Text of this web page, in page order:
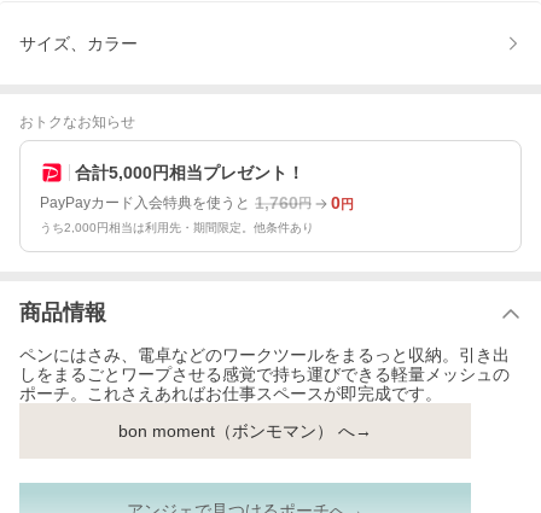
サイズ、カラー
おトクなお知らせ
合計5,000円相当プレゼント！
PayPayカード入会特典を使うと 1,760円 0円
うち2,000円相当は利用先・期間限定。他条件あり
商品情報
ペンにはさみ、電卓などのワークツールをまるっと収納。引き出
しをまるごとワープさせる感覚で持ち運びできる軽量メッシュの
ポーチ。これさえあればお仕事スペースが即完成です。
bon moment（ボンモマン） へ→